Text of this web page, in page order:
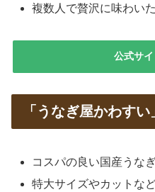
複数人で贅沢に味わい
公式サ
「うなぎ屋かわす
コスパの良い国産うな
特大サイズやカットな